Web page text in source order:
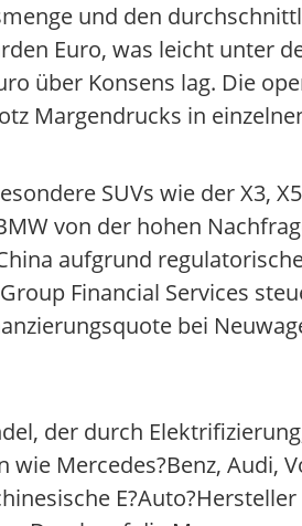
und den
Euro, was leicht unter
über Konsens lag. Die
Margendrucks in
SUVs wie der X3,
von der hohen
aufgrund
Financial Services
bei
der durch
Mercedes?Benz, Audi,